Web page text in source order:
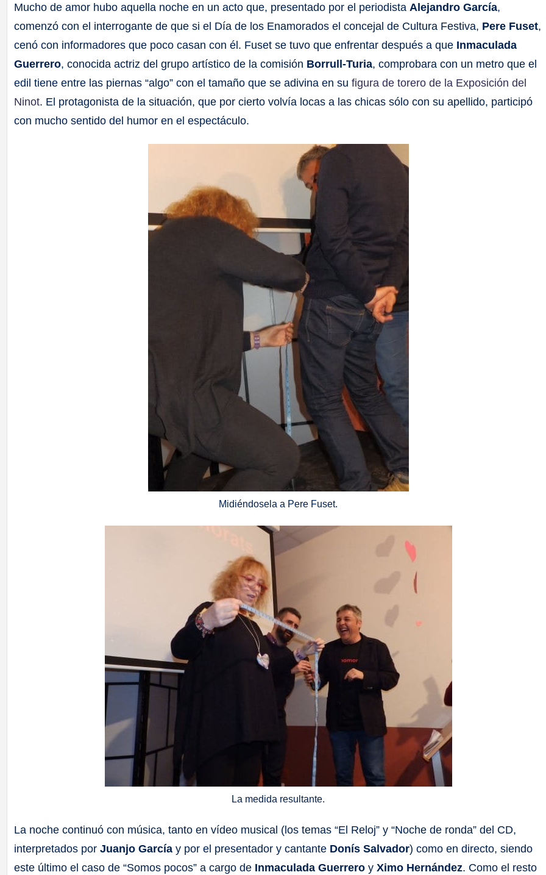
Mucho de amor hubo aquella noche en un acto que, presentado por el periodista Alejandro García,
comenzó con el interrogante de que si el Día de los Enamorados el concejal de Cultura Festiva, Pere Fuset,
cenó con informadores que poco casan con él. Fuset se tuvo que enfrentar después a que Inmaculada
Guerrero, conocida actriz del grupo artístico de la comisión Borrull-Turia, comprobara con un metro que el
edil tiene entre las piernas “algo” con el tamaño que se adivina en sufigura de torero de la Exposición del
Ninot. El protagonista de la situación, que por cierto volvía locas a las chicas sólo con su apellido, participó
con mucho sentido del humor en el espectáculo.
Midiéndosela a Pere Fuset.
La medida resultante.
La noche continuó con música, tanto en vídeo musical (los temas “El Reloj” y “Noche de ronda” del CD,
interpretados porJuanjo Garcíay por el presentador y cantante Donís Salvador) como en directo, siendo
este último el caso de “Somos pocos” a cargo de Inmaculada Guerrero yXimo Hernández. Como el resto